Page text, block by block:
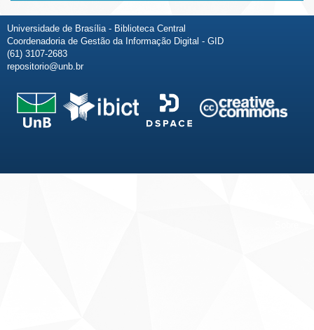
Universidade de Brasília - Biblioteca Central
Coordenadoria de Gestão da Informação Digital - GID
(61) 3107-2683
repositorio@unb.br